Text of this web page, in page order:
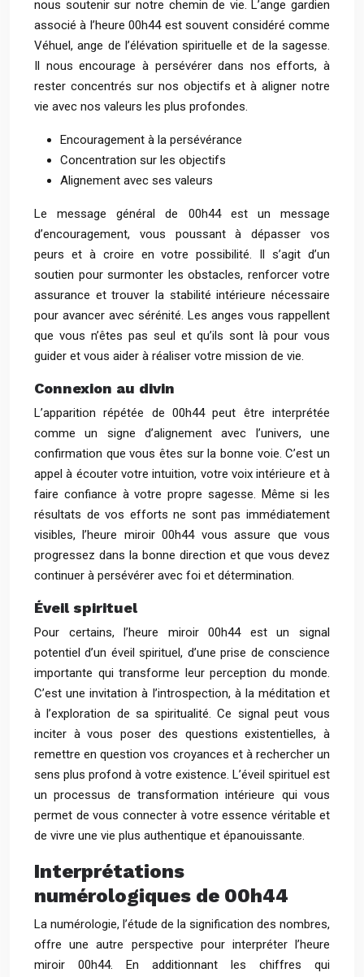
nous soutenir sur notre chemin de vie. L’ange gardien
associé à l’heure 00h44 est souvent considéré comme
Véhuel, ange de l’élévation spirituelle et de la sagesse.
Il nous encourage à persévérer dans nos efforts, à
rester concentrés sur nos objectifs et à aligner notre
vie avec nos valeurs les plus profondes.
Encouragement à la persévérance
Concentration sur les objectifs
Alignement avec ses valeurs
Le message général de 00h44 est un message
d’encouragement, vous poussant à dépasser vos
peurs et à croire en votre possibilité. Il s’agit d’un
soutien pour surmonter les obstacles, renforcer votre
assurance et trouver la stabilité intérieure nécessaire
pour avancer avec sérénité. Les anges vous rappellent
que vous n’êtes pas seul et qu’ils sont là pour vous
guider et vous aider à réaliser votre mission de vie.
Connexion au divin
L’apparition répétée de 00h44 peut être interprétée
comme un signe d’alignement avec l’univers, une
confirmation que vous êtes sur la bonne voie. C’est un
appel à écouter votre intuition, votre voix intérieure et à
faire confiance à votre propre sagesse. Même si les
résultats de vos efforts ne sont pas immédiatement
visibles, l’heure miroir 00h44 vous assure que vous
progressez dans la bonne direction et que vous devez
continuer à persévérer avec foi et détermination.
Éveil spirituel
Pour certains, l’heure miroir 00h44 est un signal
potentiel d’un éveil spirituel, d’une prise de conscience
importante qui transforme leur perception du monde.
C’est une invitation à l’introspection, à la méditation et
à l’exploration de sa spiritualité. Ce signal peut vous
inciter à vous poser des questions existentielles, à
remettre en question vos croyances et à rechercher un
sens plus profond à votre existence. L’éveil spirituel est
un processus de transformation intérieure qui vous
permet de vous connecter à votre essence véritable et
de vivre une vie plus authentique et épanouissante.
Interprétations
numérologiques de 00h44
La numérologie, l’étude de la signification des nombres,
offre une autre perspective pour interpréter l’heure
miroir 00h44. En additionnant les chiffres qui